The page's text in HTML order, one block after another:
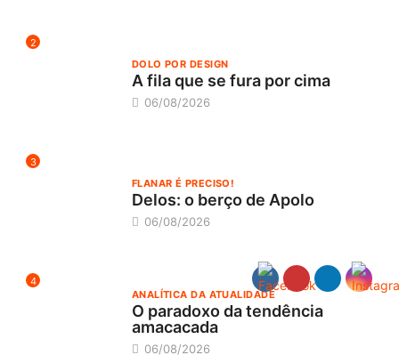
2
DOLO POR DESIGN
A fila que se fura por cima
06/08/2026
3
FLANAR É PRECISO!
Delos: o berço de Apolo
06/08/2026
4
ANALÍTICA DA ATUALIDADE
O paradoxo da tendência
amacacada
06/08/2026